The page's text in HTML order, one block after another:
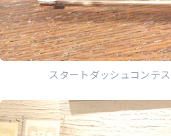
スタートダッシュコンテ